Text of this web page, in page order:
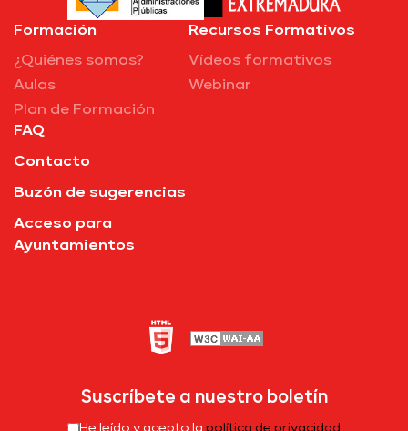
Formación
¿Quiénes somos?
Aulas
Plan de Formación
Recursos Formativos
Vídeos formativos
Webinar
FAQ
Contacto
Buzón de sugerencias
Acceso para
Ayuntamientos
Suscríbete a nuestro boletín